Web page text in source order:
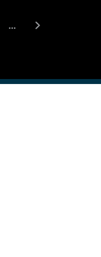
...